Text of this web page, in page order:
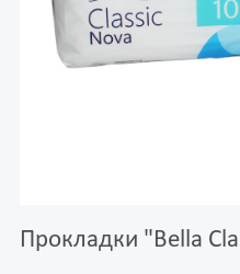
Прокладки "Bella